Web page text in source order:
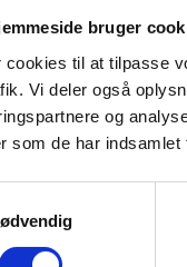
bruger
cookies til at tilpasse
Vi deler også
og
som de har
Naturlige kork plader er